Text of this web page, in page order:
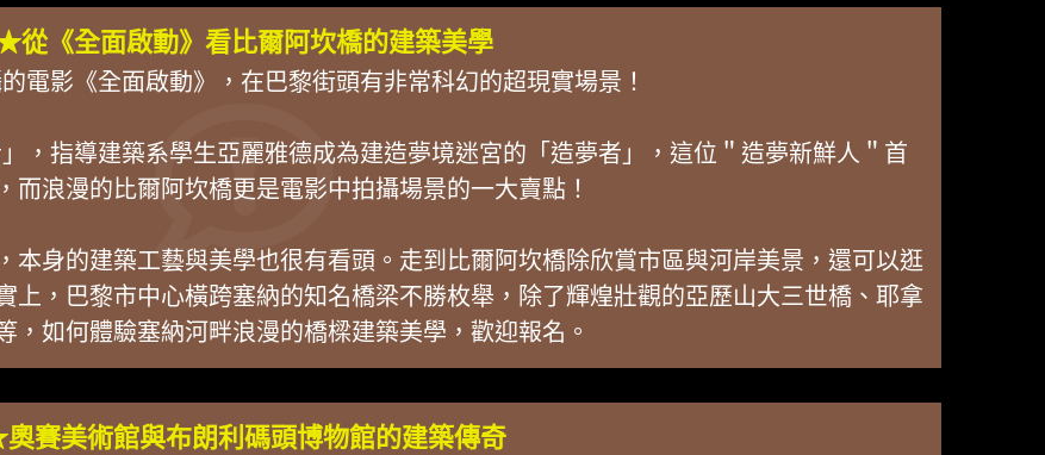
從《全面啟動》看比爾阿坎橋的建築美學
電影《全面啟動》，在巴黎街頭有非常科幻的超現實場景！
，指導建築系學生亞麗雅德成為建造夢境迷宮的「造夢者」，這位＂造夢新鮮人＂首
浪漫的比爾阿坎橋更是電影中拍攝場景的一大賣點！
本身的建築工藝與美學也很有看頭。走到比爾阿坎橋除欣賞市區與河岸美景，還可以逛
上，巴黎市中心橫跨塞納的知名橋梁不勝枚舉，除了輝煌壯觀的亞歷山大三世橋、耶拿
如何體驗塞納河畔浪漫的橋樑建築美學，歡迎報名。
賽美術館與布朗利碼頭博物館的建築傳奇